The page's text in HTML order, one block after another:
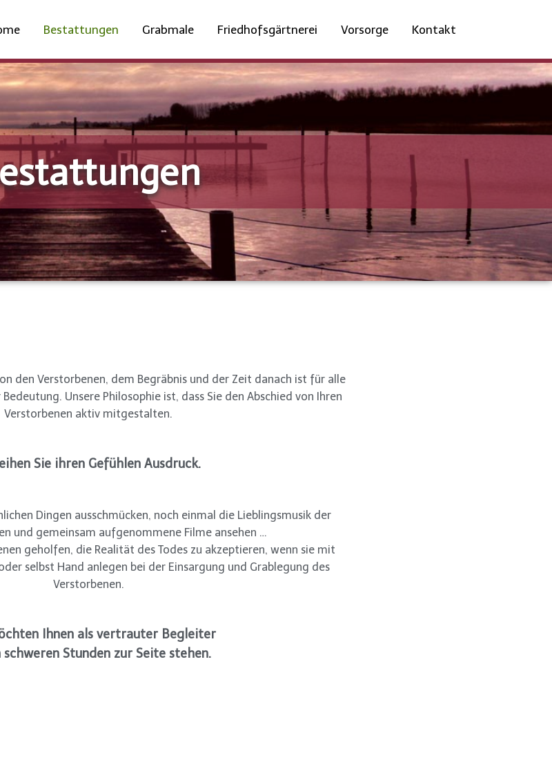
Bestattungen Grabmale Friedhofsgärtnerei Vorsorge Kontakt
den Verstorbenen, dem Begräbnis und der Zeit danach ist für alle
Unsere Philosophie ist, dass Sie den Abschied von Ihren
Verstorbenen aktiv mitgestalten.
Sie ihren Gefühlen Ausdruck.
Dingen ausschmücken, noch einmal die Lieblingsmusik der
und gemeinsam aufgenommene Filme ansehen …
geholfen, die Realität des Todes zu akzeptieren, wenn sie mit
selbst Hand anlegen bei der Einsargung und Grablegung des
Verstorbenen.
Ihnen als vertrauter Begleiter
schweren Stunden zur Seite stehen.